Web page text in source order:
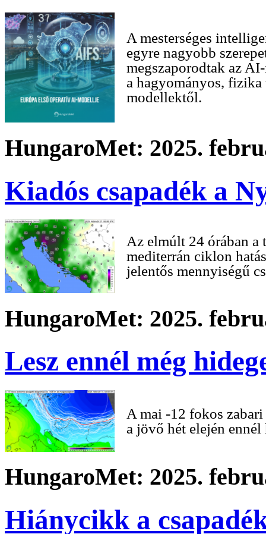
A mesterséges
egyre nagyobb
megszaporodtak az
a hagyományos,
modellektől.
HungaroMet: 2025.
Kiadós csapadék a
Az elmúlt 24 órában
mediterrán ciklon
jelentős mennyiségű
HungaroMet: 2025.
Lesz ennél még
A mai -12 fokos zabari
a jövő hét elején ennél
HungaroMet: 2025.
Hiánycikk a